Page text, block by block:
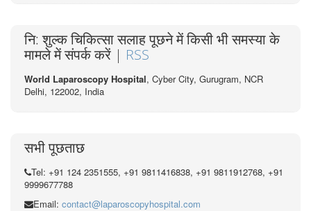
नि: शुल्क चिकित्सा सलाह पूछने में किसी भी समस्या के
मामले में संपर्क करें | RSS
World Laparoscopy Hospital, Cyber City, Gurugram, NCR
Delhi, 122002, India
सभी पूछताछ
Tel: +91 124 2351555, +91 9811416838, +91 9811912768, +91
9999677788
Email: contact@laparoscopyhospital.com